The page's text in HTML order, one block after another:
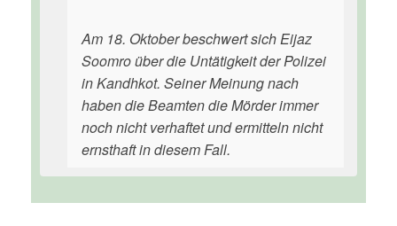
Am 18. Oktober beschwert sich Eijaz
Soomro über die Untätigkeit der Polizei
in Kandhkot. Seiner Meinung nach
haben die Beamten die Mörder immer
noch nicht verhaftet und ermitteln nicht
ernsthaft in diesem Fall.